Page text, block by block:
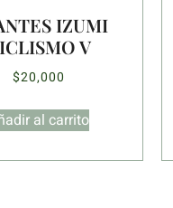
IZUMI
V
$20,000
al carrito